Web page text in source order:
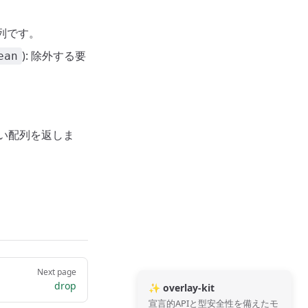
す。
): 除外する要
配列を返しま
Next page
drop ✨ overlay-kit
宣言的APIと型安全性を備えたモ